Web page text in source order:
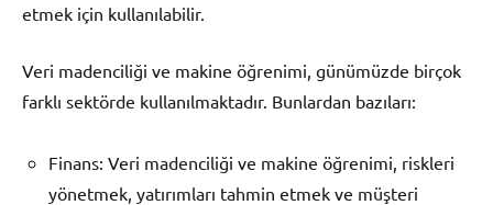
etmek için kullanılabilir.
Veri madenciliği ve makine öğrenimi, günümüzde birçok
farklı sektörde kullanılmaktadır. Bunlardan bazıları:
Finans: Veri madenciliği ve makine öğrenimi, riskleri
yönetmek, yatırımları tahmin etmek ve müşteri